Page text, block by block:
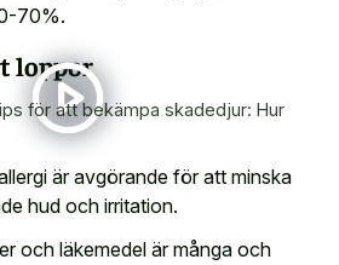
70%.
loppor
för att bekämpa skadedjur: Hur
är avgörande för att minska
hud och irritation.
och läkemedel är många och